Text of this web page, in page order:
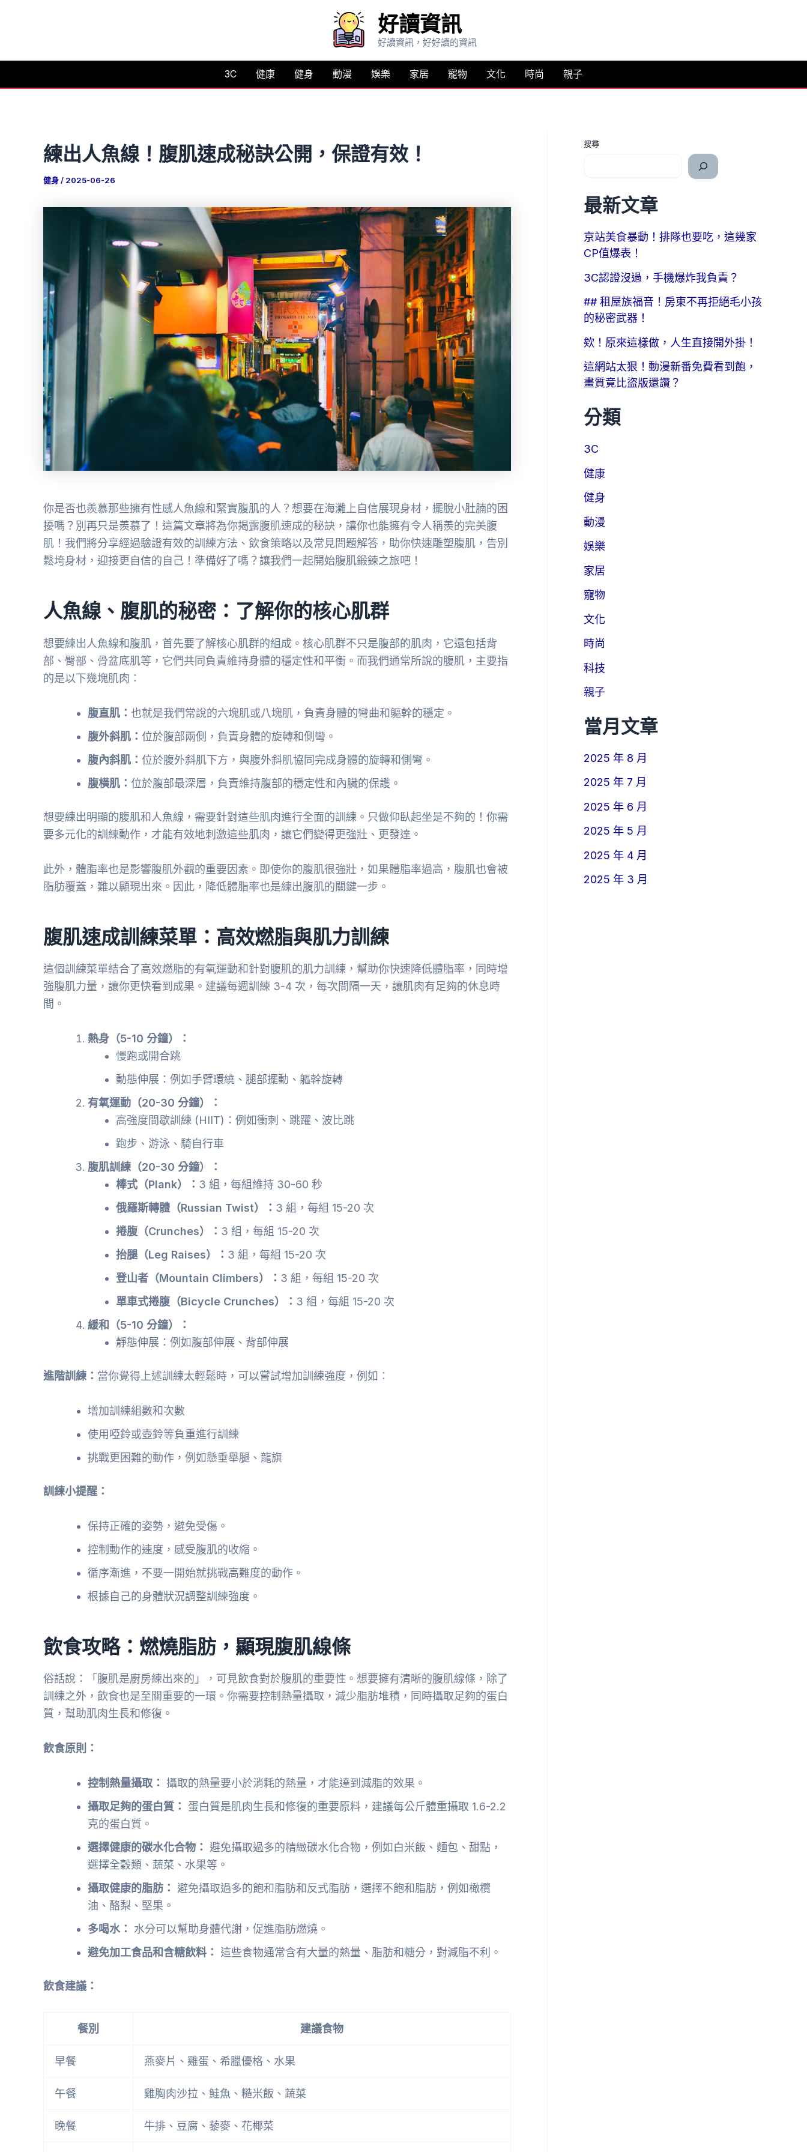
要
好讀資訊
好讀資訊，好好讀的資訊
3C 健康 健身 動漫 娛樂 家居 寵物 文化 時尚 親子
練出人魚線！腹肌速成秘訣公開，保證有效！
健身/ 2025-06-26
你是否也羨慕那些擁有性感人魚線和緊實腹肌的人？想要在海灘上自信展現身材，擺脫小肚腩的困
擾嗎？別再只是羨慕了！這篇文章將為你揭露腹肌速成的秘訣，讓你也能擁有令人稱羨的完美腹
肌！我們將分享經過驗證有效的訓練方法、飲食策略以及常見問題解答，助你快速雕塑腹肌，告別
鬆垮身材，迎接更自信的自己！準備好了嗎？讓我們一起開始腹肌鍛鍊之旅吧！
人魚線、腹肌的秘密：了解你的核心肌群
想要練出人魚線和腹肌，首先要了解核心肌群的組成。核心肌群不只是腹部的肌肉，它還包括背
部、臀部、骨盆底肌等，它們共同負責維持身體的穩定性和平衡。而我們通常所說的腹肌，主要指
的是以下幾塊肌肉：
腹直肌： 也就是我們常說的六塊肌或八塊肌，負責身體的彎曲和軀幹的穩定。
腹外斜肌： 位於腹部兩側，負責身體的旋轉和側彎。
腹內斜肌： 位於腹外斜肌下方，與腹外斜肌協同完成身體的旋轉和側彎。
腹橫肌： 位於腹部最深層，負責維持腹部的穩定性和內臟的保護。
想要練出明顯的腹肌和人魚線，需要針對這些肌肉進行全面的訓練。只做仰臥起坐是不夠的！你需
要多元化的訓練動作，才能有效地刺激這些肌肉，讓它們變得更強壯、更發達。
此外，體脂率也是影響腹肌外觀的重要因素。即使你的腹肌很強壯，如果體脂率過高，腹肌也會被
脂肪覆蓋，難以顯現出來。因此，降低體脂率也是練出腹肌的關鍵一步。
腹肌速成訓練菜單：高效燃脂與肌力訓練
這個訓練菜單結合了高效燃脂的有氧運動和針對腹肌的肌力訓練，幫助你快速降低體脂率，同時增
強腹肌力量，讓你更快看到成果。建議每週訓練 3-4 次，每次間隔一天，讓肌肉有足夠的休息時
間。
熱身（5-10 分鐘）：
慢跑或開合跳
動態伸展：例如手臂環繞、腿部擺動、軀幹旋轉
有氧運動（20-30 分鐘）：
高強度間歇訓練 (HIIT)：例如衝刺、跳躍、波比跳
跑步、游泳、騎自行車
腹肌訓練（20-30 分鐘）：
棒式（Plank）： 3 組，每組維持 30-60 秒
俄羅斯轉體（Russian Twist）： 3 組，每組 15-20 次
捲腹（Crunches）： 3 組，每組 15-20 次
抬腿（Leg Raises）： 3 組，每組 15-20 次
登山者（Mountain Climbers）： 3 組，每組 15-20 次
單車式捲腹（Bicycle Crunches）： 3 組，每組 15-20 次
緩和（5-10 分鐘）：
靜態伸展：例如腹部伸展、背部伸展
進階訓練： 當你覺得上述訓練太輕鬆時，可以嘗試增加訓練強度，例如：
增加訓練組數和次數
使用啞鈴或壺鈴等負重進行訓練
挑戰更困難的動作，例如懸垂舉腿、龍旗
訓練小提醒：
保持正確的姿勢，避免受傷。
控制動作的速度，感受腹肌的收縮。
循序漸進，不要一開始就挑戰高難度的動作。
根據自己的身體狀況調整訓練強度。
飲食攻略：燃燒脂肪，顯現腹肌線條
俗話說：「腹肌是廚房練出來的」，可見飲食對於腹肌的重要性。想要擁有清晰的腹肌線條，除了
訓練之外，飲食也是至關重要的一環。你需要控制熱量攝取，減少脂肪堆積，同時攝取足夠的蛋白
質，幫助肌肉生長和修復。
飲食原則：
控制熱量攝取：
攝取的熱量要小於消耗的熱量，才能達到減脂的效果。
攝取足夠的蛋白質： 蛋白質是肌肉生長和修復的重要原料，建議每公斤體重攝取 1.6-2.2
克的蛋白質。
選擇健康的碳水化合物： 避免攝取過多的精緻碳水化合物，例如白米飯、麵包、甜點，
選擇全穀類、蔬菜、水果等。
攝取健康的脂肪： 避免攝取過多的飽和脂肪和反式脂肪，選擇不飽和脂肪，例如橄欖
油、酪梨、堅果。
多喝水：
水分可以幫助身體代謝，促進脂肪燃燒。
避免加工食品和含糖飲料： 這些食物通常含有大量的熱量、脂肪和糖分，對減脂不利。
飲食建議：
餐別 建議食物
早餐 燕麥片、雞蛋、希臘優格、水果
午餐 雞胸肉沙拉、鮭魚、糙米飯、蔬菜
晚餐 牛排、豆腐、藜麥、花椰菜
搜尋
最新文章
京站美食暴動！排隊也要吃，這幾家
CP值爆表！
3C認證沒過，手機爆炸我負責？
## 租屋族福音！房東不再拒絕毛小孩
的秘密武器！
欸！原來這樣做，人生直接開外掛！
這網站太狠！動漫新番免費看到飽，
畫質竟比盜版還讚？
分類
3C
健康
健身
動漫
娛樂
家居
寵物
文化
時尚
科技
親子
當月文章
2025 年 8 月
2025 年 7 月
2025 年 6 月
2025 年 5 月
2025 年 4 月
2025 年 3 月